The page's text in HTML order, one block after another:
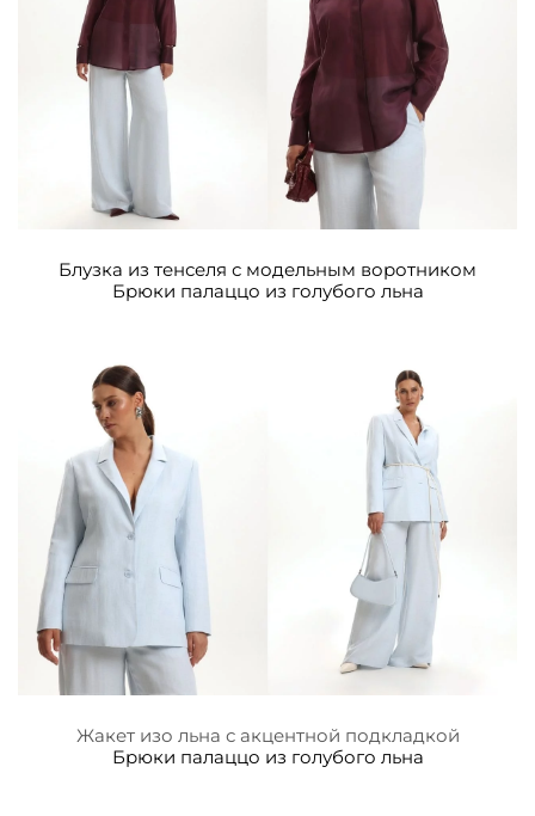
Блузка из тенселя с модельным воротником
Брюки палаццо из голубого льна
Жакет изо льна с акцентной подкладкой
Брюки палаццо из голубого льна